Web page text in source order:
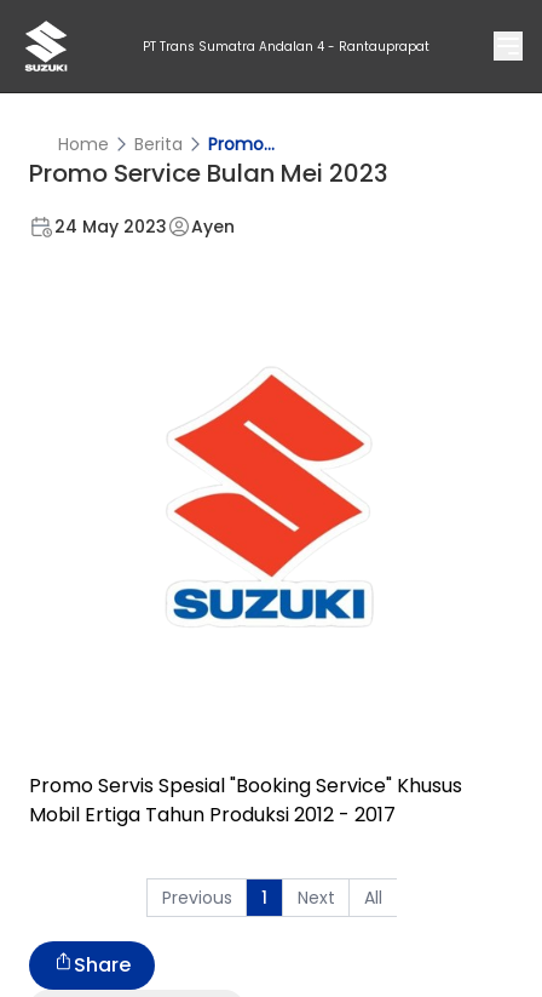
PT Trans Sumatra Andalan 4 - Rantauprapat
Home Berita Promo...
Promo Service Bulan Mei 2023
24 May 2023 Ayen
Promo Servis Spesial "Booking Service" Khusus
Mobil Ertiga Tahun Produksi 2012 - 2017
Previous 1 Next All
Share